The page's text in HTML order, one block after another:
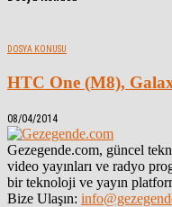
DOSYA KONUSU
HTC One (M8),
08/04/2014
Gezegende.com, güncel
video yayınları ve radyo
bir teknoloji ve yayın
Bize Ulaşın: